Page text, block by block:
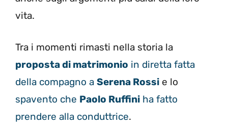
vita.
Tra i momenti rimasti nella storia la
proposta di matrimonio in diretta fatta
della compagno a Serena Rossi e lo
spavento che Paolo Ruffini ha fatto
prendere alla conduttrice.